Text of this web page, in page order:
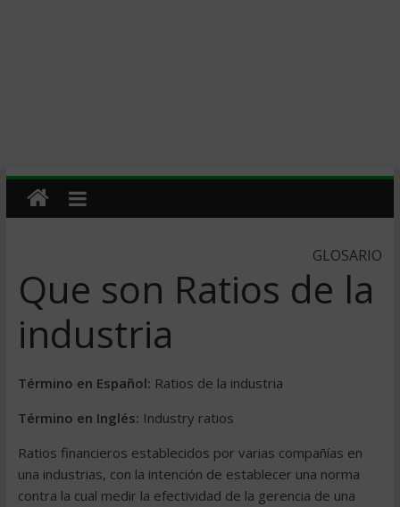
GLOSARIO
Que son Ratios de la
industria
Término en Español: Ratios de la industria
Término en Inglés: Industry ratios
Ratios financieros establecidos por varias compañías en
una industrias, con la intención de establecer una norma
contra la cual medir la efectividad de la gerencia de una